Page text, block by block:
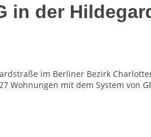
in der
im Berliner Bezirk
Wohnungen mit dem System von